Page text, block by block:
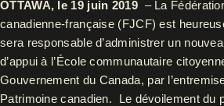
OTTAWA, le 19 juin 2019 – La
canadienne-française (FJCF) est
sera responsable d’administrer un
d’appui à l’École communautaire
Gouvernement du Canada, par
Patrimoine canadien. Le dévoilement du